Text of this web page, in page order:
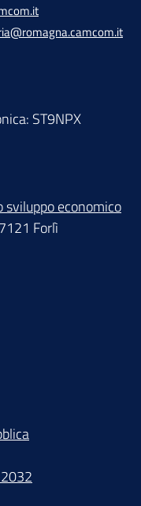
ST9NPX
sviluppo economico
Forlì